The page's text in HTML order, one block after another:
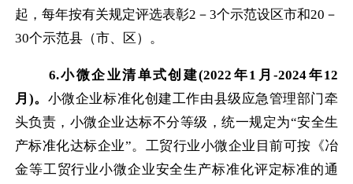
起，每年按有关规定评选表彰2 － 3个示范设区市和20 －
30个示范县（市、区）。
6.小微企业清单式创建(2022 年1 月-2024年12
月 )。 小微企业标准化创建工作由县级应急管理部门牵
头负责，小微企业达标不分等级，统一规定为“安全生
产标准化达标企业”。工贸行业小微企业目前可按《冶
金等工贸行业小微企业安全生产标准化评定标准的通